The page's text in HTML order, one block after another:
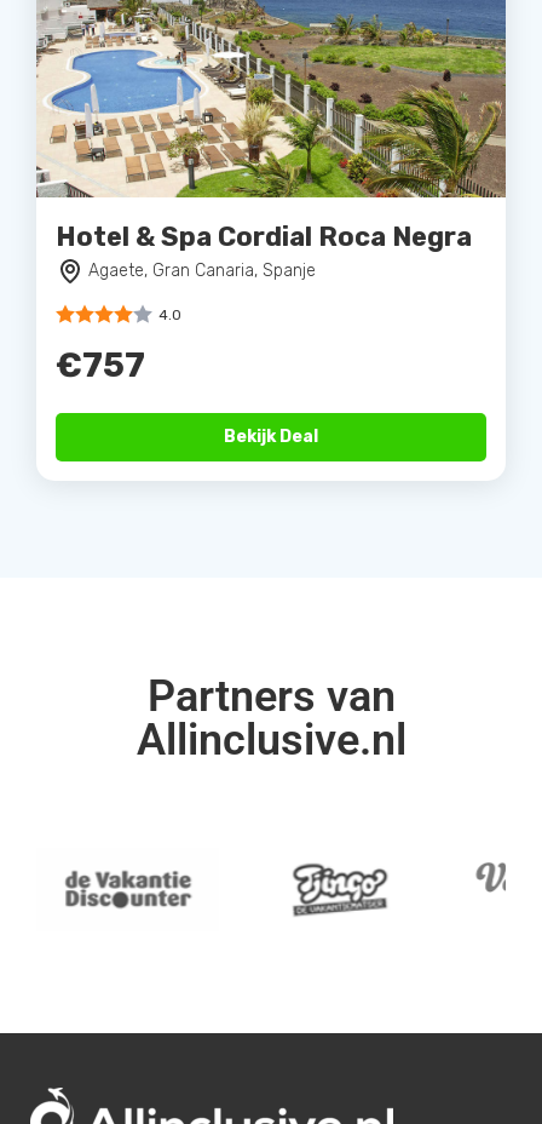
Hotel & Spa Cordial Roca Negra
Agaete, Gran Canaria, Spanje
4.0
€757
Bekijk Deal
Partners van
Allinclusive.nl